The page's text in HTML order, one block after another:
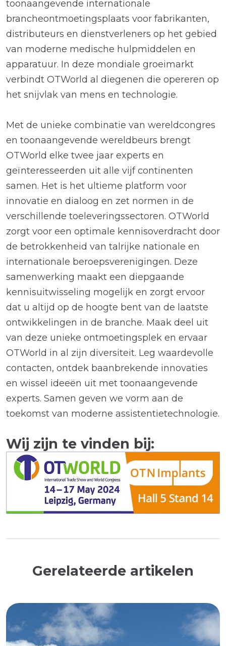
toonaangevende internationale
brancheontmoetingsplaats voor fabrikanten,
distributeurs en dienstverleners op het gebied
van moderne medische hulpmiddelen en
apparatuur. In deze mondiale groeimarkt
verbindt OTWorld al diegenen die opereren op
het snijvlak van mens en technologie.
Met de unieke combinatie van wereldcongres
en toonaangevende wereldbeurs brengt
OTWorld elke twee jaar experts en
geïnteresseerden uit alle vijf continenten
samen. Het is het ultieme platform voor
innovatie en dialoog en zet normen in de
verschillende toeleveringssectoren. OTWorld
zorgt voor een optimale kennisoverdracht door
de betrokkenheid van talrijke nationale en
internationale beroepsverenigingen. Deze
samenwerking maakt een diepgaande
kennisuitwisseling mogelijk en zorgt ervoor
dat u altijd op de hoogte bent van de laatste
ontwikkelingen in de branche. Maak deel uit
van deze unieke ontmoetingsplek en ervaar
OTWorld in al zijn diversiteit. Leg waardevolle
contacten, ontdek baanbrekende innovaties
en wissel ideeën uit met toonaangevende
experts. Samen geven we vorm aan de
toekomst van moderne assistentietechnologie.
Wij zijn te vinden bij:
Gerelateerde artikelen